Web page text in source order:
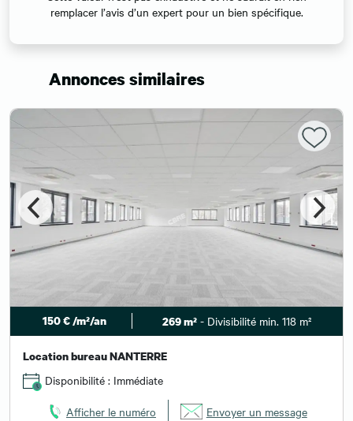
remplacer l’avis d’un expert pour un bien spécifique.
Annonces similaires
150 € /m²/an 269 m²- Divisibilité min. 118 m²
Location bureau NANTERRE
Disponibilité : Immédiate
Afficher le numéro Envoyer un message